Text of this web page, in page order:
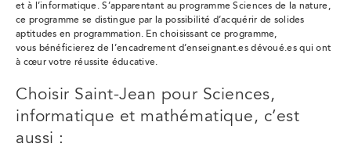
et à l’informatique. S’apparentant au programme Sciences de la nature,
ce programme se distingue par la possibilité d’acquérir de solides
aptitudes en programmation. En choisissant ce programme,
vous bénéficierez de l’encadrement d’enseignant.es dévoué.es qui ont
à cœur votre réussite éducative.
Choisir Saint-Jean pour Sciences,
informatique et mathématique, c’est
aussi :